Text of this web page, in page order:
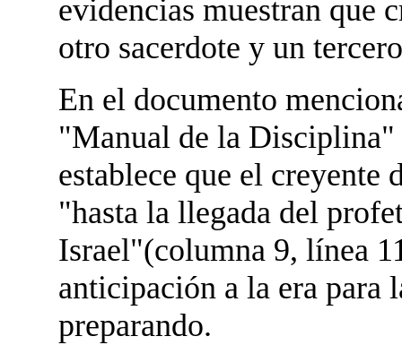
evidencias muestran que
otro sacerdote y un
En el documento
"Manual de la
establece que el
"hasta la llegada del
Israel"(columna 9, línea
anticipación a la era para
preparando.